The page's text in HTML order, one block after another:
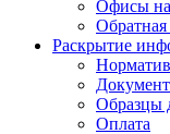
Офисы на
Обратная
Раскрытие
Образцы
Оплата